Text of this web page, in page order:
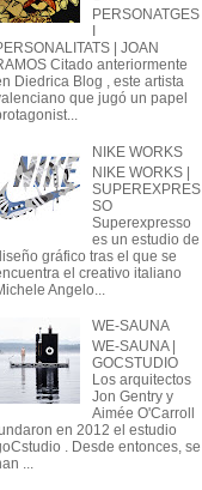
PERSONATGES
| JOAN
Citado anteriormente
Diedrica Blog , este artista
que jugó un papel
NIKE WORKS
NIKE WORKS |
SUPEREXPRES
SO
Superexpresso
es un estudio de
gráfico tras el que se
el creativo italiano
Angelo...
WE-SAUNA
WE-SAUNA |
GOCSTUDIO
Los arquitectos
Jon Gentry y
Aimée O'Carroll
en 2012 el estudio
. Desde entonces, se
...